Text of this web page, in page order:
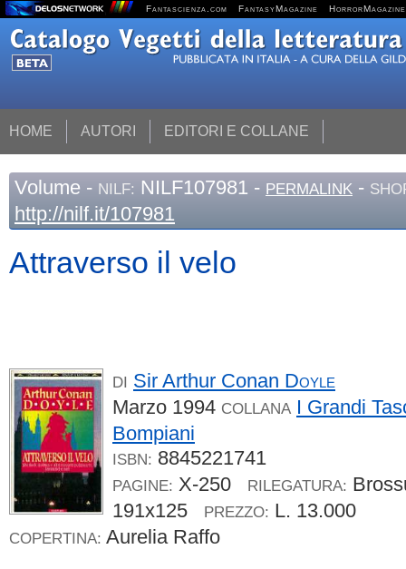
Fantascienza.com FantasyMagazine HorrorMagazine
HOME AUTORI EDITORI E COLLANE
Volume - NILF: NILF107981 - PERMALINK -
http://nilf.it/107981
Attraverso il velo
DI Sir Arthur Conan Doyle
Marzo 1994 COLLANA I Grandi
Bompiani
ISBN: 8845221741
PAGINE: X-250 RILEGATURA:
191x125
PREZZO: L. 13.000
COPERTINA: Aurelia Raffo